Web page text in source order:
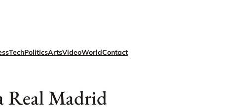
TechPoliticsArtsVideoWorldContact
Real Madrid